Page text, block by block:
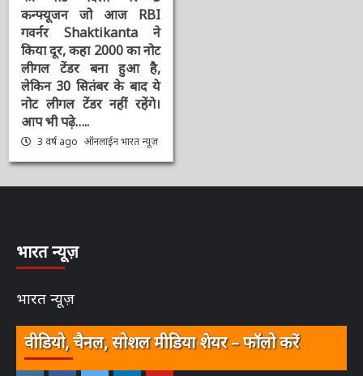
क्लीन नोट पॉलिसी’ : 2000
की नोट बदली पर 5
कन्फ्यूजन जो आज RBI
गवर्नर Shaktikanta ने
किया दूर, कहा 2000 का
नोट लीगल टेंडर बना हुआ है,
लेकिन 30 सितंबर के बाद ये
नोट लीगल टेंडर नहीं रहेंगे।
आप भी पढ़े…..
न्यूज़
भारत न्यूज़
भारत न्यूज़